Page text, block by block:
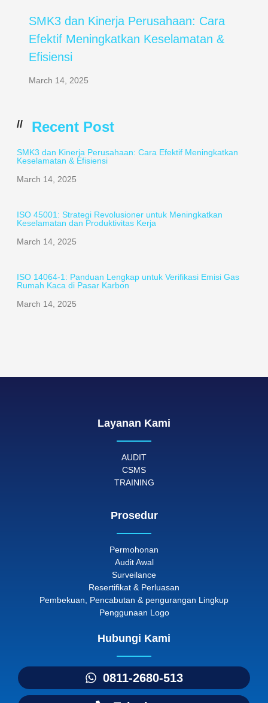
SMK3 dan Kinerja Perusahaan: Cara
Efektif Meningkatkan Keselamatan &
Efisiensi
March 14, 2025
// Recent Post
SMK3 dan Kinerja Perusahaan: Cara Efektif Meningkatkan
Keselamatan & Efisiensi
March 14, 2025
ISO 45001: Strategi Revolusioner untuk Meningkatkan
Keselamatan dan Produktivitas Kerja
March 14, 2025
ISO 14064-1: Panduan Lengkap untuk Verifikasi Emisi Gas
Rumah Kaca di Pasar Karbon
March 14, 2025
Layanan Kami
AUDIT
CSMS
TRAINING
Prosedur
Permohonan
Audit Awal
Surveilance
Resertifikat & Perluasan
Pembekuan, Pencabutan & pengurangan Lingkup
Penggunaan Logo
Hubungi Kami
0811-2680-513